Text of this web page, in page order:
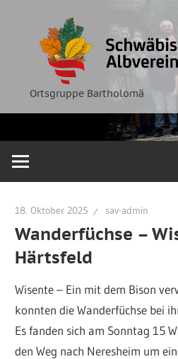
springen
Ortsgruppe Bartholomä
Ortsgruppe
Bartholomä
18. Oktober 2025 sav-admin
Wanderfüchse –
Härtsfeld
Wisente – Ein mit dem Bison
konnten die Wanderfüchse bei
Es fanden sich am Sonntag 15
den Weg nach Neresheim um